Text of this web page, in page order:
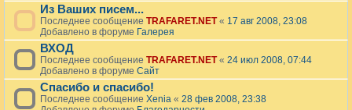
Из Ваших писем...
Последнее сообщение TRAFARET.NET« 17 авг 2008, 23:08
Добавлено в форуме Галерея
ВХОД
Последнее сообщение TRAFARET.NET« 24 июл 2008, 07:44
Добавлено в форуме Сайт
Спасибо и спасибо!
Последнее сообщение Xenia « 28 фев 2008, 23:38